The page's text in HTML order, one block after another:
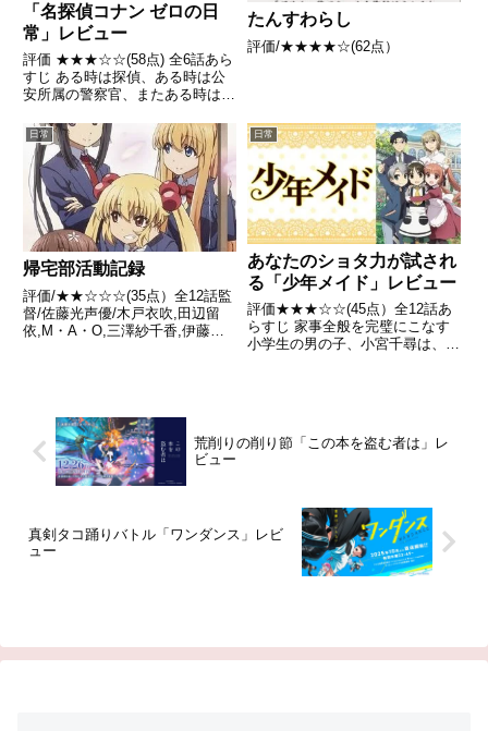
「名探偵コナン ゼロの日
常」レビュー
評価 ★★★☆☆(58点) 全6話あら
すじ ある時は探偵、ある時は公
安所属の警察官、またある時は黒
使い分ける男引用- Wikipedia
たんすわらし
評価/★★★★☆(62点）
日常
帰宅部活動記録
評価/★★☆☆☆(35点）全12話監
督/佐藤光声優/木戸衣吹,田辺留
依,M・A・O,三澤紗千香,伊藤美
はしないで、帰宅部...
日常
あなたのショタ力が試され
る「少年メイド」レビュー
評価★★★☆☆(45点）全12話あ
らすじ 家事全般を完璧にこなす
小学生の男の子、小宮千尋は、あ
荒削りの削り節「この本を盗む者は」レ
ビュー
真剣タコ踊りバトル「ワンダンス」レビ
ュー